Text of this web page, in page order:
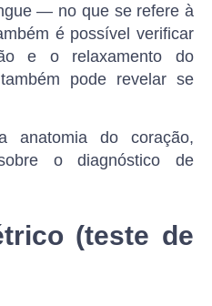
— no que se refere à
é possível verificar
e o relaxamento do
pode revelar se
anatomia do coração,
o diagnóstico de
(teste de